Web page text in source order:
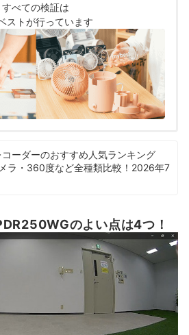
すべての検証は
ストが行っています
コーダーのおすすめ人気ランキング
メラ・360度など全種類比較！2026年7
のよい点は4つ！